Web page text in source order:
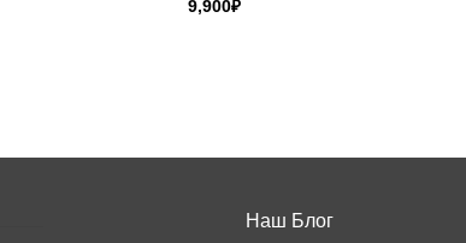
9,900₽
вариаций.
можноНаш Блог